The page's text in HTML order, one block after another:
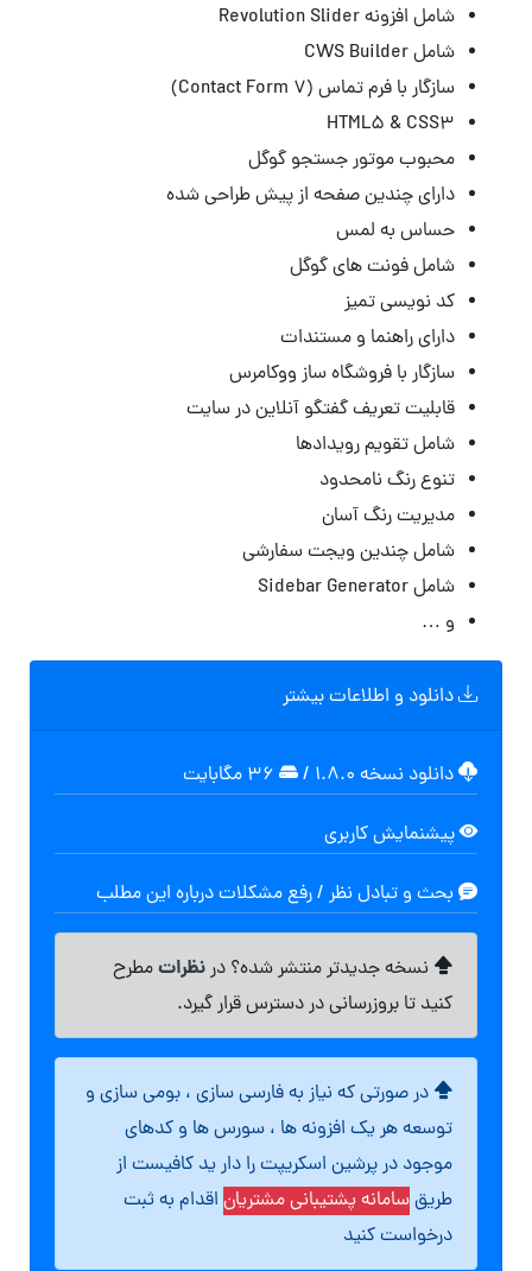
شامل افزونه Revolution Slider
شامل CWS Builder
سازگار با فرم تماس (Contact Form 7)
HTML5 & CSS3
محبوب موتور جستجو گوگل
دارای چندین صفحه از پیش طراحی شده
حساس به لمس
شامل فونت های گوگل
کد نویسی تمیز
دارای راهنما و مستندات
سازگار با فروشگاه ساز ووکامرس
قابلیت تعریف گفتگو آنلاین در سایت
شامل تقویم رویدادها
تنوع رنگ نامحدود
مدیریت رنگ آسان
شامل چندین ویجت سفارشی
شامل Sidebar Generator
و …
دانلود و اطلاعات بیشتر
دانلود نسخه ۱.۸.۰ /
پیشنمایش کاربری
بحث و تبادل نظر / رفع مشکلات درباره این مطلب
نسخه جدیدتر منتشر شده؟ درنظراتمطرح
کنید تا بروزرسانی در دسترس قرار گیرد.
در صورتی که نیاز به فارسی سازی ، بومی سازی و
توسعه هر یک افزونه ها ، سورس ها و کدهای
موجود در پرشین اسکریپت را دار ید کافیست از
طریقسامانه پشتیبانی مشتریان اقدام به ثبت
درخواست کنید